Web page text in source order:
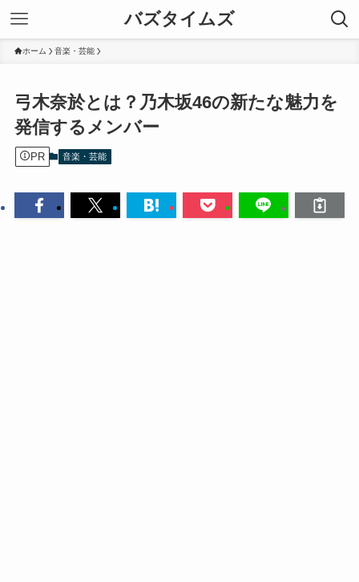
バズタイムズ
ホーム 音楽・芸能
弓木奈於とは？乃木坂46の新たな魅力を
発信するメンバー
PR 音楽・芸能